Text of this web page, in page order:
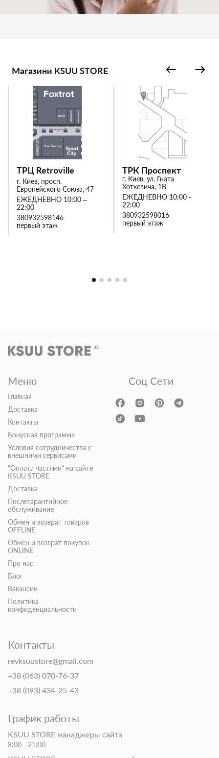
Магазини KSUU STORE
ТРЦ Retroville
г. Киев, просп.
Европейского Союза, 47
ЕЖЕДНЕВНО 10:00 –
22:00
380932598146
первый этаж
ТРК Проспект
г. Киев, ул. Гната
Хоткевича, 1В
ЕЖЕДНЕВНО 10:00 -
22:00
380932598016
первый этаж
Меню
Главная
Доставка
Контакты
Бонусная программа
Условия сотрудничества с
внешними сервисами
"Оплата частями" на сайте
KSUU STORE
Доставка
Послегарантийное
обслуживание
Обмен и возврат товаров
OFFLINE
Обмен и возврат покупок
ONLINE
Про нас
Блог
Вакансии
Политика
конфиденциальности
Контакты
revksuustore@gmail.com
+38 (063) 070-76-37
+38 (093) 434-25-43
График работы
KSUU STORE манаджеры сайта
8:00 - 21:00
Соц Сети